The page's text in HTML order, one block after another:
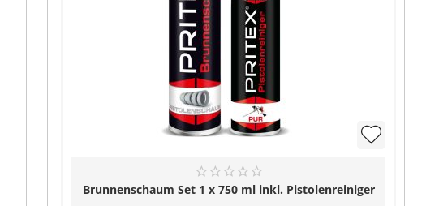
Brunnenschaum Set 1 x 750 ml inkl. Pistolenreiniger